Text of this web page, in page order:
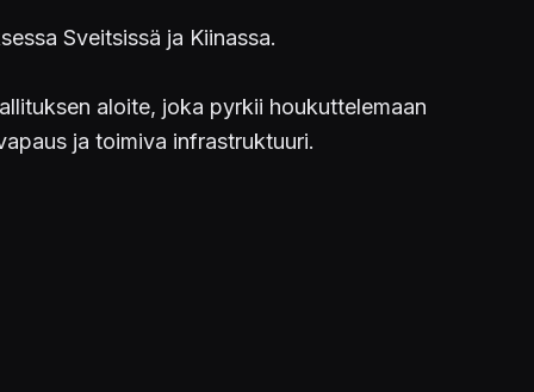
Sveitsissä ja Kiinassa.
aloite, joka pyrkii houkuttelemaan
ja toimiva infrastruktuuri.